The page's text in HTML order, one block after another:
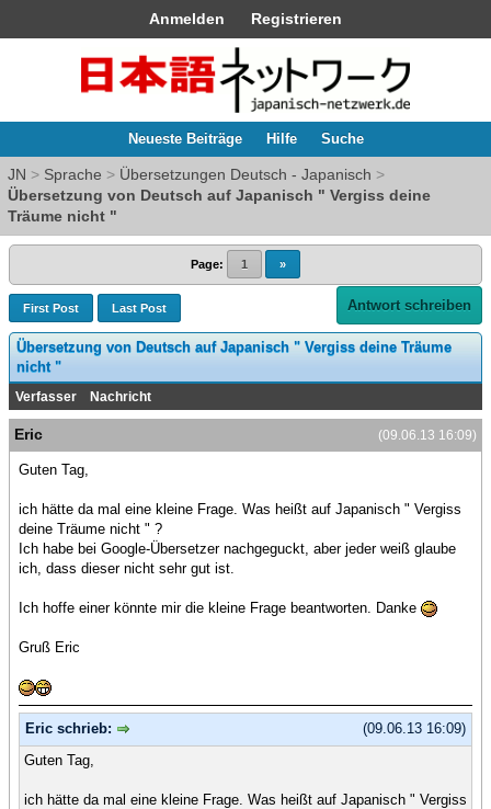
Anmelden Registrieren
Neueste Beiträge Hilfe Suche
JN > Sprache > Übersetzungen Deutsch - Japanisch >
Übersetzung von Deutsch auf Japanisch " Vergiss deine
Träume nicht "
Page: 1 »
First Post Last Post Antwort schreiben
Übersetzung von Deutsch auf Japanisch " Vergiss deine Träume
nicht "
Verfasser Nachricht
(09.06.13 16:09)
Eric
Guten Tag,
ich hätte da mal eine kleine Frage. Was heißt auf Japanisch " Vergiss
deine Träume nicht " ?
Ich habe bei Google-Übersetzer nachgeguckt, aber jeder weiß glaube
ich, dass dieser nicht sehr gut ist.
Ich hoffe einer könnte mir die kleine Frage beantworten. Danke
Gruß Eric
(09.06.13 16:09)
Eric schrieb:
Guten Tag,
ich hätte da mal eine kleine Frage. Was heißt auf Japanisch " Vergiss